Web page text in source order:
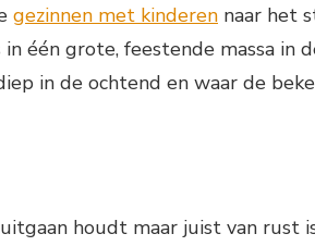
gezinnen met kinderen naar het
in één grote, feestende massa in
in de ochtend en waar de
houdt maar juist van